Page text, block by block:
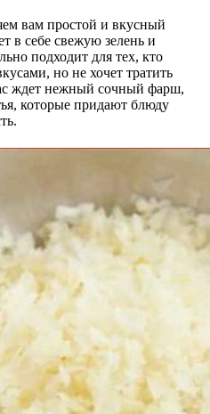
вам простой и вкусный
в себе свежую зелень и
подходит для тех, кто
но не хочет тратить
ждет нежный сочный фарш,
которые придают блюду